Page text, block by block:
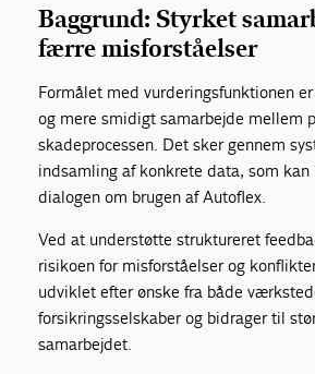
Baggrund: Styrket
færre misforståelser
Formålet med vurderingsfunktionen
og mere smidigt samarbejde mellem
skadeprocessen. Det sker gennem
indsamling af konkrete data, som kan
dialogen om brugen af Autoflex.
Ved at understøtte struktureret
risikoen for misforståelser og
udviklet efter ønske fra både
forsikringsselskaber og bidrager til
samarbejdet.